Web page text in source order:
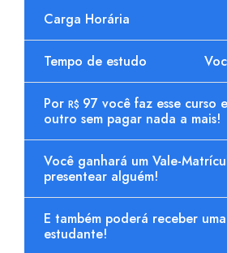
Carga Horária
Tempo de estudo
Por R$ 97 você faz esse curso
outro sem pagar nada a mais!
Você ganhará um Vale-
presentear alguém!
E também poderá receber
estudante!